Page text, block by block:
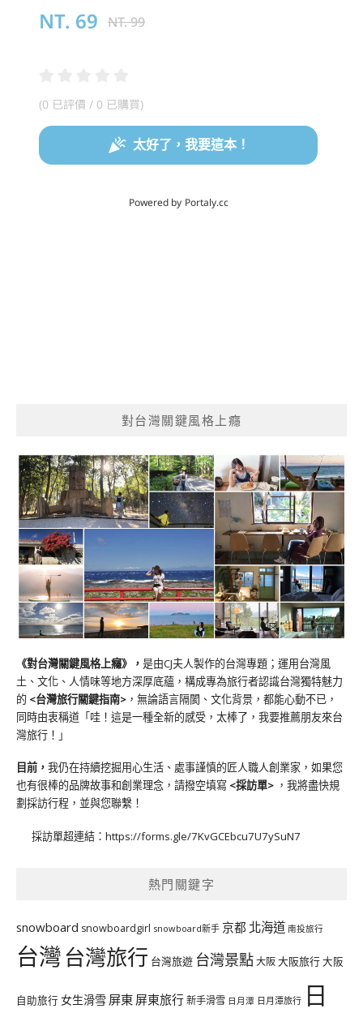
對台灣關鍵風格上癮
《對台灣關鍵風格上癮》 ， 是由CJ夫人製作的台灣專題；運用台灣風
土、文化、人情味等地方深厚底蘊，構成專為旅行者認識台灣獨特魅力
的 <台灣旅行關鍵指南> ，無論語言隔閡、文化背景，都能心動不已，
同時由衷稱道「哇！這是一種全新的感受，太棒了，我要推薦朋友來台
灣旅行！」
目前， 我仍在持續挖掘用心生活、處事謹慎的匠人職人創業家，如果您
也有很棒的品牌故事和創業理念，請撥空填寫 <採訪單> ，我將盡快規
劃採訪行程，並與您聯繫！
採訪單超連結： https://forms.gle/7KvGCEbcu7U7ySuN7
熱門關鍵字
snowboard snowboardgirl snowboard新手 京都 北海道 南投旅行
台灣台灣旅行 台灣旅遊 台灣景點大阪大阪旅行大阪
自助旅行 女生滑雪 屏東 屏東旅行新手滑雪 日月潭 日月潭旅行 日